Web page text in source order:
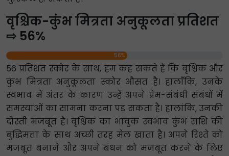
वृश्चिक-कुंभ मित्रता अनुकूलता प्रतिशत
⇨ 56%
56%
56 प्रतिशत स्कोर के साथ, हम कह सकते हैं कि वृश्चिक और
कुंभ मित्रता अनुकूलता स्कोर औसत है। हालाँकि, उनके
स्वभाव में अंतर के कारण उन्हें अपने प्रेम-संबंधी संबंधों में
समस्याओं का सामना करना पड़ सकता है। हालांकि, उनकी
दोस्ती मजबूत है। वृश्चिक का भावुक स्वभाव कुंभ राशि की
बुद्धिमत्ता के साथ अच्छी तरह मेल खाता है। अपने रिश्ते को
मजबूत बनाने और अपने बंधन को मजबूत करने के लिए